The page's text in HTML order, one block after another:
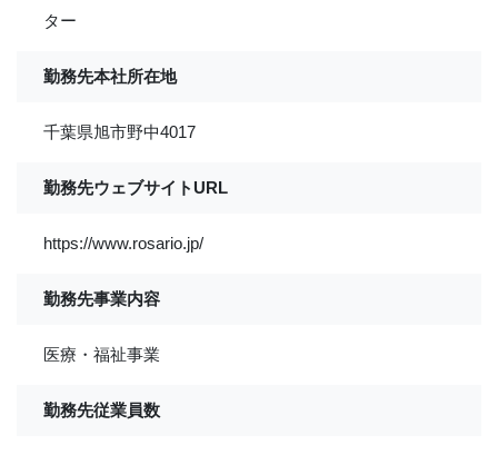
ター
勤務先本社所在地
千葉県旭市野中4017
勤務先ウェブサイトURL
https://www.rosario.jp/
勤務先事業内容
医療・福祉事業
勤務先従業員数